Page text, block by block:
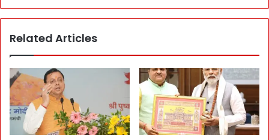
Related Articles